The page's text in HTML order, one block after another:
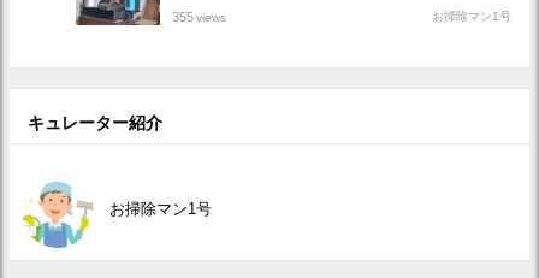
355views お掃除マン1号
キュレーター紹介
お掃除マン1号